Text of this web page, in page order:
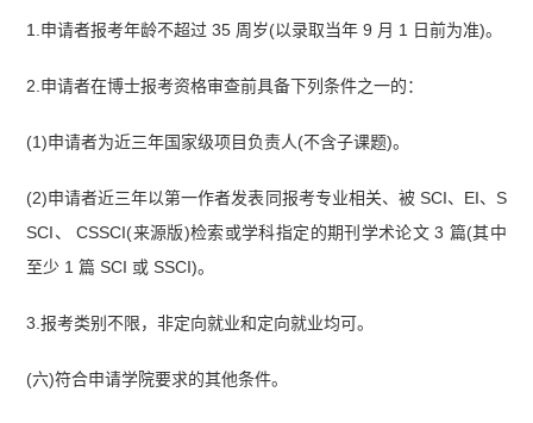
1.申请者报考年龄不超过 35 周岁(以录取当年 9 月 1 日前为准)。
2.申请者在博士报考资格审查前具备下列条件之一的：
(1)申请者为近三年国家级项目负责人(不含子课题)。
(2)申请者近三年以第一作者发表同报考专业相关、被 SCI、EI、S
SCI、 CSSCI(来源版)检索或学科指定的期刊学术论文 3 篇(其中
至少 1 篇 SCI 或 SSCI)。
3.报考类别不限，非定向就业和定向就业均可。
(六)符合申请学院要求的其他条件。